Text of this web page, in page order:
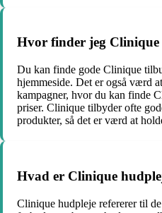
Hvor finder jeg
Du kan finde gode Clinique
hjemmeside. Det er også værd
kampagner, hvor du kan finde
priser. Clinique tilbyder ofte
produkter, så det er værd at
Hvad er Clinique
Clinique hudpleje refererer til